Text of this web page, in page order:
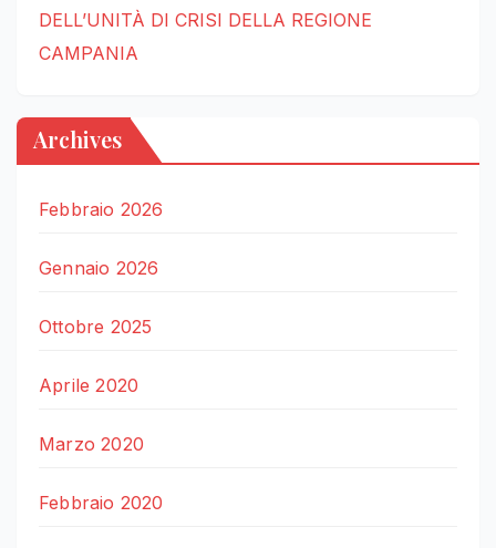
DELL’UNITÀ DI CRISI DELLA REGIONE
CAMPANIA
Archives
Febbraio 2026
Gennaio 2026
Ottobre 2025
Aprile 2020
Marzo 2020
Febbraio 2020